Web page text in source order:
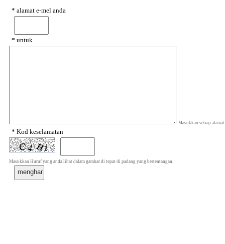
* alamat e-mel anda
* untuk
Masukkan setiap
* Kod keselamatan
Masukkan Huruf yang anda lihat dalam gambar di tepat di padang yang bertentangan.